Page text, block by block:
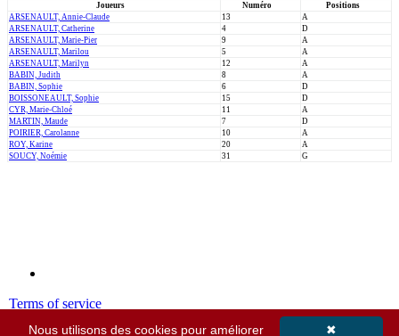
Joueurs
Numéro
Positions
ARSENAULT, Annie-Claude
13
A
ARSENAULT, Catherine
4
D
ARSENAULT, Marie-Pier
9
A
ARSENAULT, Marilou
5
A
ARSENAULT, Marilyn
12
A
BABIN, Judith
8
A
BABIN, Sophie
6
D
BOISSONEAULT, Sophie
15
D
CYR, Marie-Chloé
11
A
MARTIN, Maude
7
D
POIRIER, Carolanne
10
A
ROY, Karine
20
A
SOUCY, Noémie
31 G
Terms of service
✖
Nous utilisons des cookies pour améliorer